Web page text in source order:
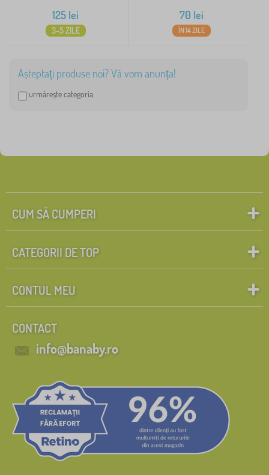
125 lei
3-5 ZILE
70 lei
ÎN 14 ZILE
Așteptați produse noi? Vă vom anunța!
urmărește categoria
CUM SĂ CUMPERI
CATEGORII DE TOP
CONTUL MEU
CONTACT
info@banaby.ro